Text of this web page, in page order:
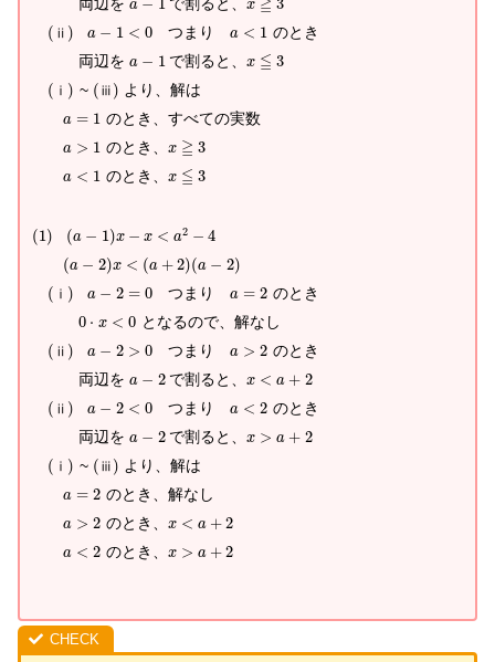
両辺をa − 1で割ると、x
3
( ⅱ ) a − 1 < 0 つまりa < 1 のとき
両辺をa − 1で割ると、x ≦ 3
( ⅰ ) ~ ( ⅲ ) より、解は
a = 1 のとき、すべての実数
a > 1 のとき、 x ≧ 3
a < 1 のとき、 x ≦ 3
(1) (a − 1)x − x < a2 − 4
(a − 2)x < (a +2)(a − 2)
( ⅰ ) a − 2 = 0 つまりa = 2 のとき
0 ⋅ x < 0 となるので、解なし
( ⅱ ) a − 2 > 0 つまりa > 2 のとき
両辺をa − 2で割ると、x < a + 2
( ⅱ ) a − 2 < 0 つまりa < 2 のとき
両辺をa − 2で割ると、x > a + 2
( ⅰ ) ~ ( ⅲ ) より、解は
a = 2 のとき、解なし
a > 2 のとき、 x < a +2
a < 2 のとき、 x > a +2